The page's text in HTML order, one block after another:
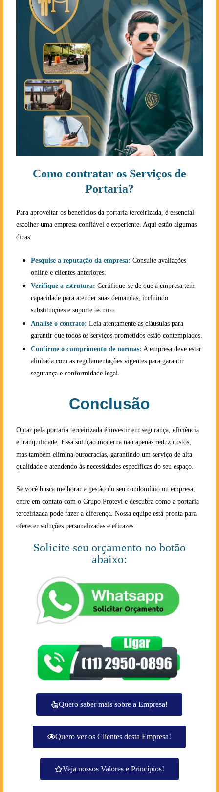
Como contratar os Serviços de
Portaria?
Para aproveitar os benefícios da portaria terceirizada, é essencial
escolher uma empresa confiável e experiente. Aqui estão algumas
dicas:
Pesquise a reputação da empresa: Consulte avaliações
online e clientes anteriores.
Verifique a estrutura: Certifique-se de que a empresa tem
capacidade para atender suas demandas, incluindo
substituições e suporte técnico.
Analise o contrato: Leia atentamente as cláusulas para
garantir que todos os serviços prometidos estão contemplados.
Confirme o cumprimento de normas: A empresa deve estar
alinhada com as regulamentações vigentes para garantir
segurança e conformidade legal.
Conclusão
Optar pela portaria terceirizada é investir em segurança, eficiência
e tranquilidade. Essa solução moderna não apenas reduz custos,
mas também elimina burocracias, garantindo um serviço de alta
qualidade e atendendo às necessidades específicas do seu espaço.
Se você busca melhorar a gestão do seu condomínio ou empresa,
entre em contato com o Grupo Protevi e descubra como a portaria
terceirizada pode fazer a diferença. Nossa equipe está pronta para
oferecer soluções personalizadas e eficazes.
Solicite seu orçamento no botão
abaixo:
Quero saber mais sobre a Empresa!
Quero ver os Clientes desta Empresa!
Veja nossos Valores e Princípios!